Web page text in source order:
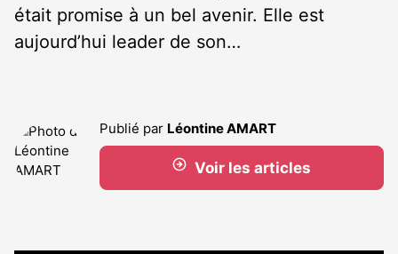
était promise à un bel avenir. Elle est
aujourd’hui leader de son…
Publié par Léontine AMART
Voir les articles